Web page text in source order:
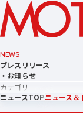
NEWS
プレスリリース
・お知らせ
カテゴリ
ニュースTOPニュース＆